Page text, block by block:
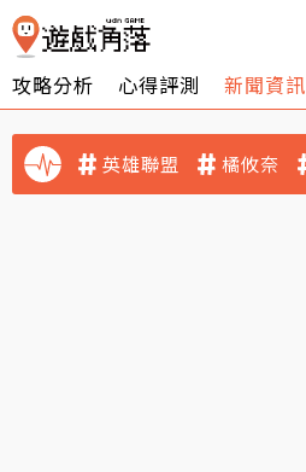
攻略分析 心得評測 新聞資訊
英雄聯盟 橘攸奈